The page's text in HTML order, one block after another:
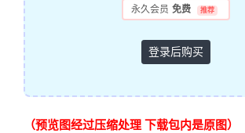
永久会员 免费 推荐
登录后购买
（预览图经过压缩处理 下载包内是原图）